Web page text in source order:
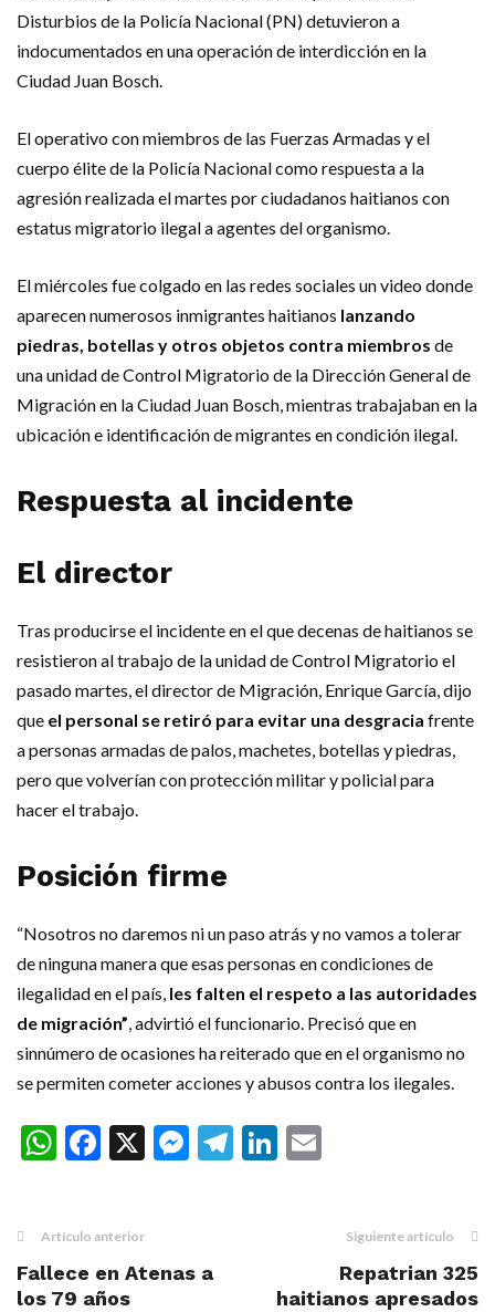
Disturbios de la Policía Nacional (PN) de­tuvieron a
indocumentados en una operación de inter­dicción en la
Ciudad Juan Bosch.
El operativo con miem­bros de las Fuerzas Arma­das y el
cuerpo élite de la Policía Nacional como res­puesta a la
agresión rea­lizada el martes por ciu­dadanos haitianos con
estatus migratorio ilegal a agentes del organismo.
El miércoles fue colgado en las redes sociales un vi­deo donde
aparecen nume­rosos inmigrantes haitianos lanzando
piedras, botellas y otros objetos contra miem­bros de
una unidad de Con­trol Migratorio de la Direc­ción General de
Migración en la Ciudad Juan Bosch, mientras trabajaban en la
ubicación e identificación de migrantes en condición ilegal.
Respuesta al incidente
El director
Tras producirse el inci­dente en el que decenas de haitianos se
resistie­ron al trabajo de la uni­dad de Control Migrato­rio el
pasado martes, el director de Migración, Enrique García, dijo
que el personal se retiró pa­ra evitar una desgracia frente
a personas arma­das de palos, machetes, botellas y piedras,
pero que volverían con pro­tección militar y policial para
hacer el trabajo.
Posición firme
“Nosotros no daremos ni un paso atrás y no va­mos a tolerar
de ningu­na manera que esas per­sonas en condiciones de
ilegalidad en el país, les falten el respeto a las au­toridades
de migración”, advirtió el funcionario. Precisó que en
sinnúmero de ocasiones ha reite­rado que en el organis­mo no
se permiten co­meter acciones y abusos contra los ilegales.
WhatsApp
Facebook
X Messenger
Telegram
LinkedIn
Artículo anterior
Fallece en Atenas a
los 79 años
Siguiente artículo
Repatrian 325
haitianos apresados